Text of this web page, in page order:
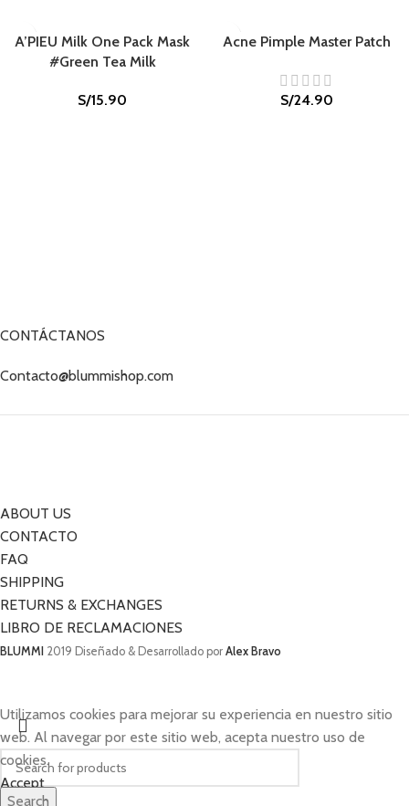
A’PIEU Milk One Pack Mask
#Green Tea Milk
S/15.90
Acne Pimple Master Patch
S/24.90
CONTÁCTANOS
Contacto@blummishop.com
ABOUT US
CONTACTO
FAQ
SHIPPING
RETURNS & EXCHANGES
LIBRO DE RECLAMACIONES
BLUMMI 2019 Diseñado & Desarrollado por Alex Bravo
Search
Utilizamos cookies para mejorar su experiencia en nuestro sitio
web. Al navegar por este sitio web, acepta nuestro uso de
cookies.
Accept